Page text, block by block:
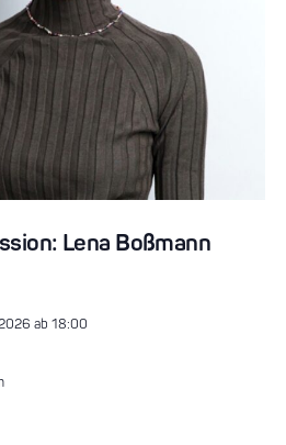
Lena Boßmann
ab 18:00